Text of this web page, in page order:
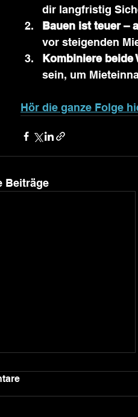
dir langfristig
Bauen ist teuer –
vor steigenden
Kombiniere beide
sein, um
Hör die ganze Folge
Beiträge